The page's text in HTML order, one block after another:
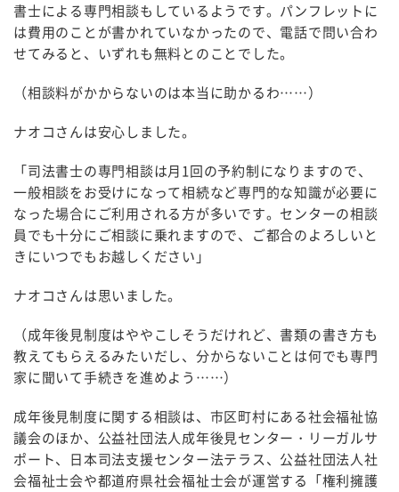
書士による専門相談もしているようです。パンフレットに
は費用のことが書かれていなかったので、電話で問い合わ
せてみると、いずれも無料とのことでした。
（相談料がかからないのは本当に助かるわ……）
ナオコさんは安心しました。
「司法書士の専門相談は月1回の予約制になりますので、
一般相談をお受けになって相続など専門的な知識が必要に
なった場合にご利用される方が多いです。センターの相談
員でも十分にご相談に乗れますので、ご都合のよろしいと
きにいつでもお越しください」
ナオコさんは思いました。
（成年後見制度はややこしそうだけれど、書類の書き方も
教えてもらえるみたいだし、分からないことは何でも専門
家に聞いて手続きを進めよう……）
成年後見制度に関する相談は、市区町村にある社会福祉協
議会のほか、公益社団法人成年後見センター・リーガルサ
ポート、日本司法支援センター法テラス、公益社団法人社
会福祉士会や都道府県社会福祉士会が運営する「権利擁護